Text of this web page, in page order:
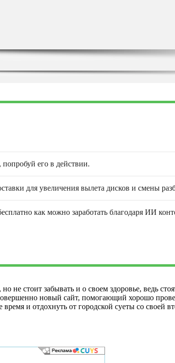
попробуй его в действии.
для увеличения вылета дисков и смены
как можно заработать благодаря ИИ
стоит забывать и о своем здоровье, ведь
новый сайт, помогающий хорошо
и отдохнуть от городской суеты со своей